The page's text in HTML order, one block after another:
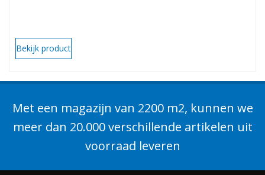
Bekijk product
Met een magazijn van 2200 m2, kunnen we
meer dan 20.000 verschillende artikelen uit
voorraad leveren